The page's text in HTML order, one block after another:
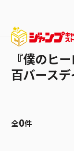
『僕のヒ
百バース
全0件